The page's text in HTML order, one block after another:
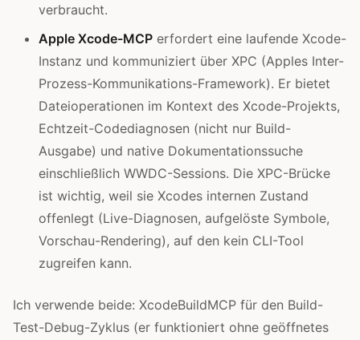
verbraucht.
Apple Xcode-MCP erfordert eine laufende Xcode-
Instanz und kommuniziert über XPC (Apples Inter-
Prozess-Kommunikations-Framework). Er bietet
Dateioperationen im Kontext des Xcode-Projekts,
Echtzeit-Codediagnosen (nicht nur Build-
Ausgabe) und native Dokumentationssuche
einschließlich WWDC-Sessions. Die XPC-Brücke
ist wichtig, weil sie Xcodes internen Zustand
offenlegt (Live-Diagnosen, aufgelöste Symbole,
Vorschau-Rendering), auf den kein CLI-Tool
zugreifen kann.
Ich verwende beide: XcodeBuildMCP für den Build-
Test-Debug-Zyklus (er funktioniert ohne geöffnetes